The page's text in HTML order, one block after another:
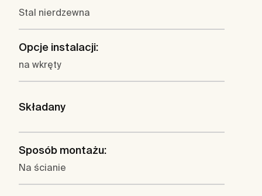
Stal nierdzewna
Opcje instalacji:
na wkręty
Składany
Sposób montażu:
Na ścianie